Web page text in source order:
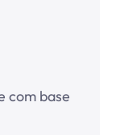
com base